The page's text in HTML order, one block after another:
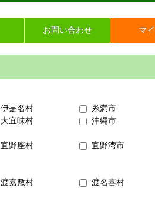
お問い合わせ マ
伊是名村
糸満市
大宜味村
沖縄市
宜野座村
宜野湾市
渡嘉敷村
渡名喜村